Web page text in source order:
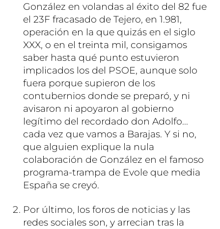
González en volandas al éxito del 82 fue
el 23F fracasado de Tejero, en 1.981,
operación en la que quizás en el siglo
XXX, o en el treinta mil, consigamos
saber hasta qué punto estuvieron
implicados los del PSOE, aunque solo
fuera porque supieron de los
contubernios donde se preparó, y ni
avisaron ni apoyaron al gobierno
legítimo del recordado don Adolfo...
cada vez que vamos a Barajas. Y si no,
que alguien explique la nula
colaboración de González en el famoso
programa-trampa de Evole que media
España se creyó.
Por último, los foros de noticias y las
redes sociales son, y arrecian tras la